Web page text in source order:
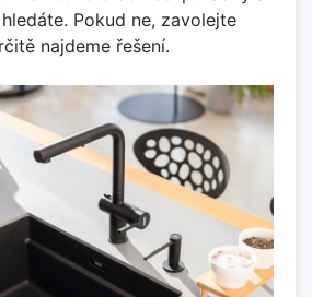
Pokud ne, zavolejte
najdeme řešení.